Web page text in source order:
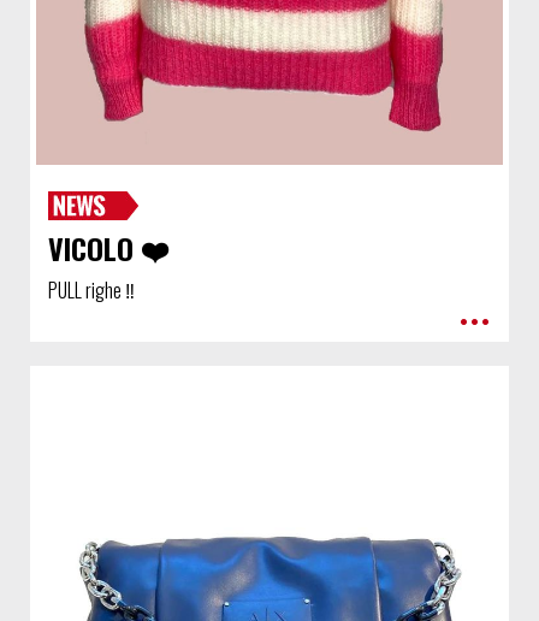
VICOLO ❤️
PULL righe ‼️
•••